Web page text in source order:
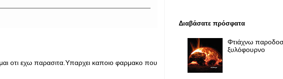
οτι εχω παρασιτα.Υπαρχει καποιο φαρμακο που
Διαβάσατε πρόσφατα
Φτιάχνω
ξυλόφουρνο